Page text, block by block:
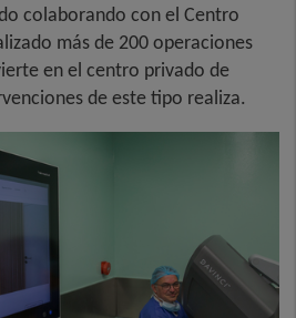
colaborando con el Centro
más de 200 operaciones
en el centro privado de
de este tipo realiza.